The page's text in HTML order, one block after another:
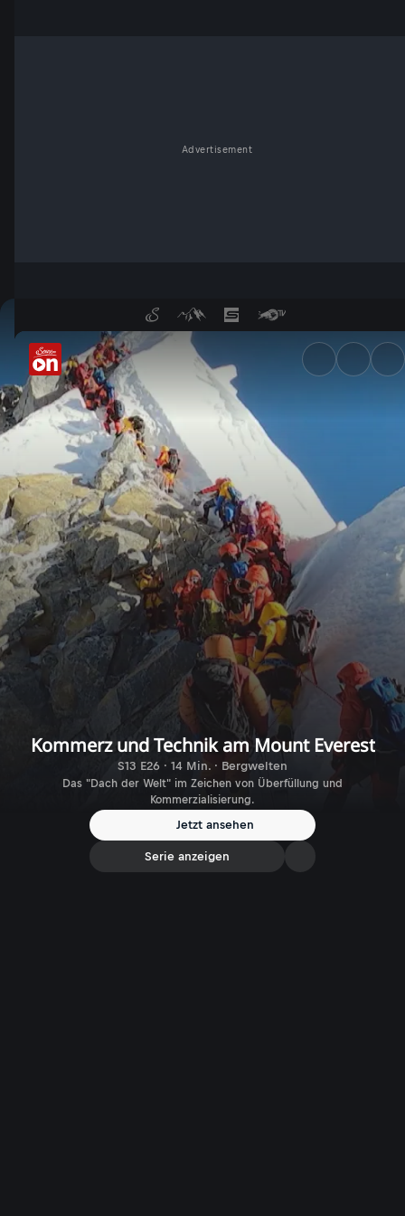
Advertisement
Mount Everest heute: Wie
Kommerz und Technik am Mount Everest
S13 E26 · 14 Min. · Bergwelten
Das "Dach der Welt" im Zeichen von Überfüllung und
Kommerzialisierung.
Jetzt ansehen
Serie anzeigen